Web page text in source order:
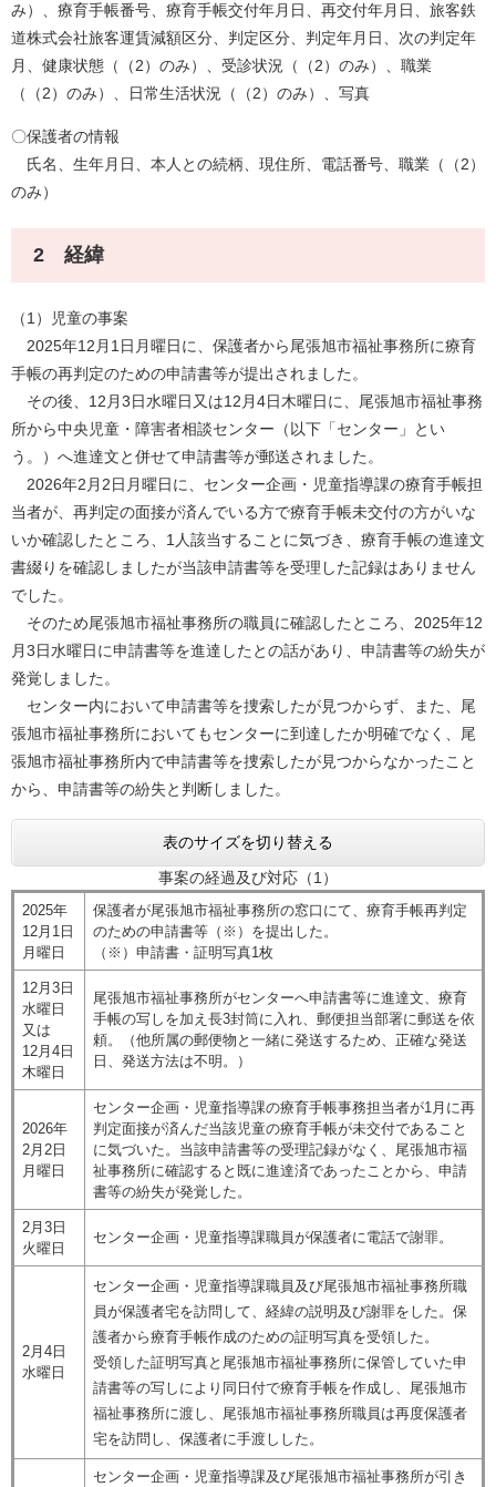
み）、療育手帳番号、療育手帳交付年月日、再交付年月日、旅客鉄
道株式会社旅客運賃減額区分、判定区分、判定年月日、次の判定年
月、健康状態（（2）のみ）、受診状況（（2）のみ）、職業
（（2）のみ）、日常生活状況（（2）のみ）、写真
〇保護者の情報
氏名、生年月日、本人との続柄、現住所、電話番号、職業（（2）
のみ）
2 経緯
（1）児童の事案
2025年12月1日月曜日に、保護者から尾張旭市福祉事務所に療育
手帳の再判定のための申請書等が提出されました。
その後、12月3日水曜日又は12月4日木曜日に、尾張旭市福祉事務
所から中央児童・障害者相談センター（以下「センター」とい
う。）へ進達文と併せて申請書等が郵送されました。
2026年2月2日月曜日に、センター企画・児童指導課の療育手帳担
当者が、再判定の面接が済んでいる方で療育手帳未交付の方がいな
いか確認したところ、1人該当することに気づき、療育手帳の進達文
書綴りを確認しましたが当該申請書等を受理した記録はありません
でした。
そのため尾張旭市福祉事務所の職員に確認したところ、2025年12
月3日水曜日に申請書等を進達したとの話があり、申請書等の紛失が
発覚しました。
センター内において申請書等を捜索したが見つからず、また、尾
張旭市福祉事務所においてもセンターに到達したか明確でなく、尾
張旭市福祉事務所内で申請書等を捜索したが見つからなかったこと
から、申請書等の紛失と判断しました。
表のサイズを切り替える
事案の経過及び対応（1）
2025年
12月1日
月曜日
​保護者が尾張旭市福祉事務所の窓口にて、療育手帳再判定
のための申請書等（※）を提出した。
（※）申請書・証明写真1枚
12月3日
水曜日
又は
12月4日
木曜日
尾張旭市福祉事務所がセンターへ申請書等に進達文、療育
手帳の写しを加え長3封筒に入れ、郵便担当部署に郵送を依
頼。（他所属の郵便物と一緒に発送するため、正確な発送
日、発送方法は不明。）
2026年
2月2日
月曜日
センター企画・児童指導課の療育手帳事務担当者が1月に再
判定面接が済んだ当該児童の療育手帳が未交付であること
に気づいた。当該申請書等の受理記録がなく、尾張旭市福
祉事務所に確認すると既に進達済であったことから、申請
書等の紛失が発覚した。
2月3日
火曜日
センター企画・児童指導課職員が保護者に電話で謝罪。
2月4日
水曜日
センター企画・児童指導課職員及び尾張旭市福祉事務所職
員が保護者宅を訪問して、経緯の説明及び謝罪をした。保
護者から療育手帳作成のための証明写真を受領した。
受領した証明写真と尾張旭市福祉事務所に保管していた申
請書等の写しにより同日付で療育手帳を作成し、尾張旭市
福祉事務所に渡し、尾張旭市福祉事務所職員は再度保護者
宅を訪問し、保護者に手渡しした。
センター企画・児童指導課及び尾張旭市福祉事務所が引き